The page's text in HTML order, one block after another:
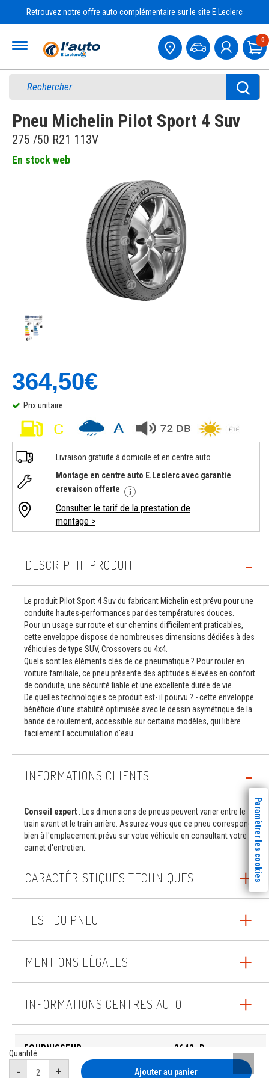
Retrouvez notre offre auto complémentaire sur le site E.Leclerc
0
Pneu Michelin Pilot Sport 4 Suv
275 /50 R21 113V
En stock web
364,50€
Prix unitaire
Quantité
Ajouter au panier
Livraison gratuite à domicile et en centre auto
Montage en centre auto E.Leclerc avec garantie
crevaison offerte
Consulter le tarif de la prestation de
montage >
DESCRIPTIF PRODUIT
Le produit Pilot Sport 4 Suv du fabricant Michelin est prévu pour une
conduite hautes-performances par des températures douces.
Pour un usage sur route et sur chemins difficilement praticables,
cette enveloppe dispose de nombreuses dimensions dédiées à des
véhicules de type SUV, Crossovers ou 4x4.
Quels sont les éléments clés de ce pneumatique ? Pour rouler en
voiture familiale, ce pneu présente des aptitudes élevées en confort
de conduite, une sécurité fiable et une excellente durée de vie.
De quelles technologies ce produit est- il pourvu ? - cette enveloppe
bénéficie d'une stabilité optimisée avec le dessin asymétrique de la
bande de roulement, accessible sur certains modèles, qui libère
facilement l'accumulation d'eau.
INFORMATIONS CLIENTS
Conseil expert : Les dimensions de pneus peuvent varier entre le
train avant et le train arrière. Assurez-vous que ce pneu correspond
bien à l'emplacement prévu sur votre véhicule en consultant votre
carnet d'entretien.
CARACTÉRISTIQUES TECHNIQUES
TEST DU PNEU
MENTIONS LÉGALES
INFORMATIONS CENTRES AUTO
FOURNISSEUR 2642_D
Paramètrer les cookies